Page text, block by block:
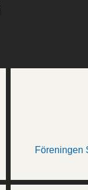
Föreningen